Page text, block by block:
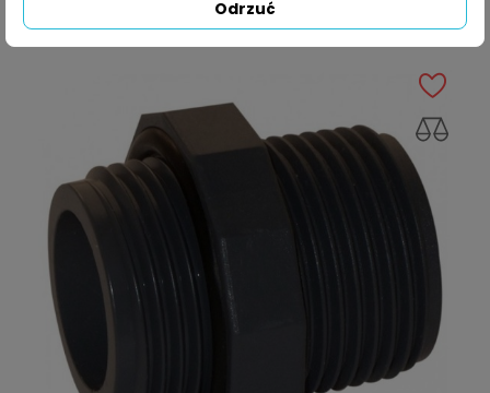
DODAJ DO KOSZYKA
Odrzuć